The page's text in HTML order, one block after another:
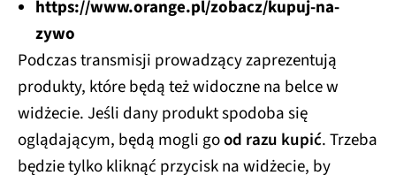
https://www.orange.pl/zobacz/kupuj-na-
zywo
Podczas transmisji prowadzący zaprezentują
produkty, które będą też widoczne na belce w
widżecie. Jeśli dany produkt spodoba się
oglądającym, będą mogli good razu kupić. Trzeba
będzie tylko kliknąć przycisk na widżecie, by